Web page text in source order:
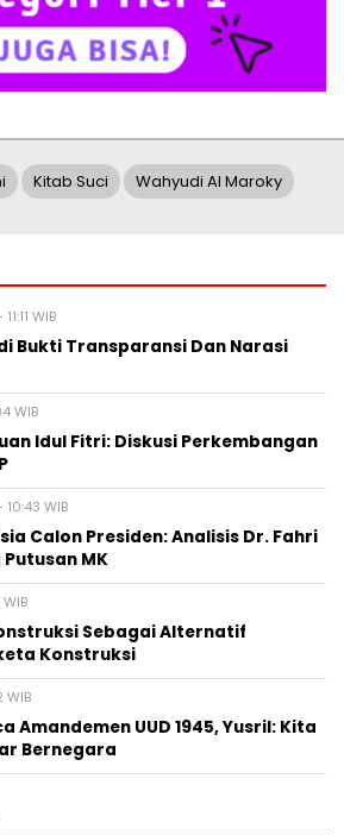
Kitab Suci Wahyudi Al Maroky
WIB
Bukti Transparansi Dan Narasi
WIB
Idul Fitri: Diskusi Perkembangan
WIB
Calon Presiden: Analisis Dr. Fahri
MK
Sebagai Alternatif
Konstruksi
WIB
Amandemen UUD 1945, Yusril: Kita
Bernegara